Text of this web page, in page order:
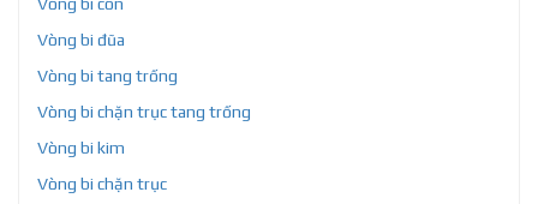
Vòng bi đũa
Vòng bi tang trống
Vòng bi chặn trục tang trống
Vòng bi kim
Vòng bi chặn trục